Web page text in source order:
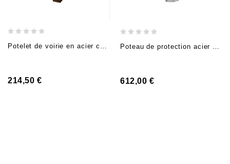
214,50 €
Poteau de protection acier Ø 20,4cm, H 120 cm, tête plate, fixe à bétonner avec ancrage
612,00 €